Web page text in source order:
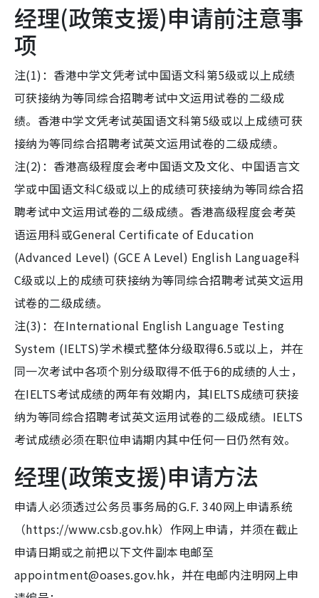
经理(政策支援)申请前注意事
项
注(1)：香港中学文凭考试中国语文科第5级或以上成绩
可获接纳为等同综合招聘考试中文运用试卷的二级成
绩。香港中学文凭考试英国语文科第5级或以上成绩可获
接纳为等同综合招聘考试英文运用试卷的二级成绩。
注(2)：香港高级程度会考中国语文及文化、中国语言文
学或中国语文科C级或以上的成绩可获接纳为等同综合招
聘考试中文运用试卷的二级成绩。香港高级程度会考英
语运用科或General Certificate of Education
(Advanced Level) (GCE A Level) English Language科
C级或以上的成绩可获接纳为等同综合招聘考试英文运用
试卷的二级成绩。
注(3)：在International English Language Testing
System (IELTS)学术模式整体分级取得6.5或以上，并在
同一次考试中各项个别分级取得不低于6的成绩的人士，
在IELTS考试成绩的两年有效期内，其IELTS成绩可获接
纳为等同综合招聘考试英文运用试卷的二级成绩。IELTS
考试成绩必须在职位申请期内其中任何一日仍然有效。
经理(政策支援)申请方法
申请人必须透过公务员事务局的G.F. 340网上申请系统
（https://www.csb.gov.hk）作网上申请，并须在截止
申请日期或之前把以下文件副本电邮至
appointment@oases.gov.hk，并在电邮内注明网上申